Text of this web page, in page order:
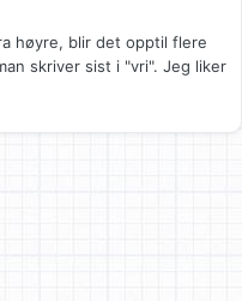
høyre, blir det opptil flere
skriver sist i "vri". Jeg liker